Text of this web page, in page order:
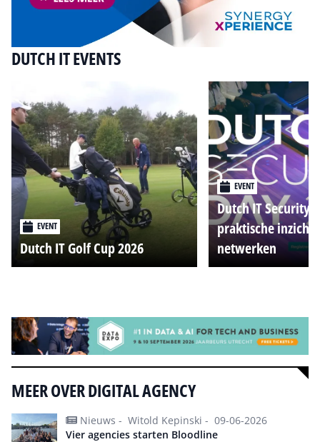
DUTCH IT EVENTS
EVENT
Dutch IT Golf Cup 2026
EVENT
Dutch IT Security
praktische
netwerken
MEER OVER DIGITAL AGENCY
Nieuws - Witold Kepinski - 09-06-2026
Vier agencies starten Bloodline